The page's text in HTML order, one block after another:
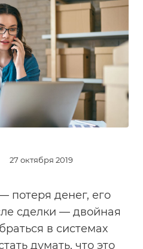
27 октября 2019
потеря денег, его
сделки — двойная
в системах
думать, что это